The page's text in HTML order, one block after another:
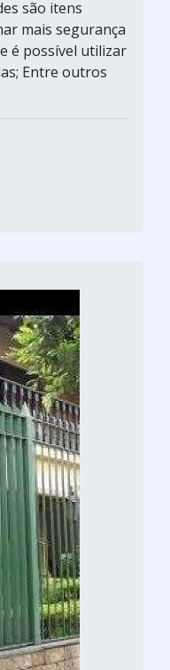
são itens
mais segurança
é possível utilizar
Entre outros